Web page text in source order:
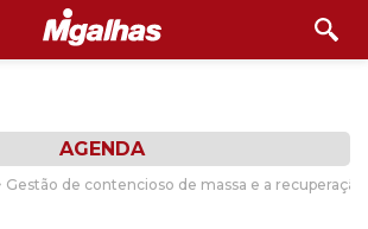
AGENDA
Gestão de contencioso de massa e a